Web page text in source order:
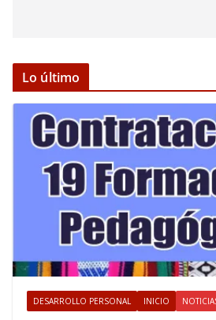
Lo último
DESARROLLO PERSONAL INICIO